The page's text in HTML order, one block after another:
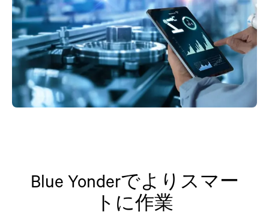
Blue Yonderでよりスマー
トに作業